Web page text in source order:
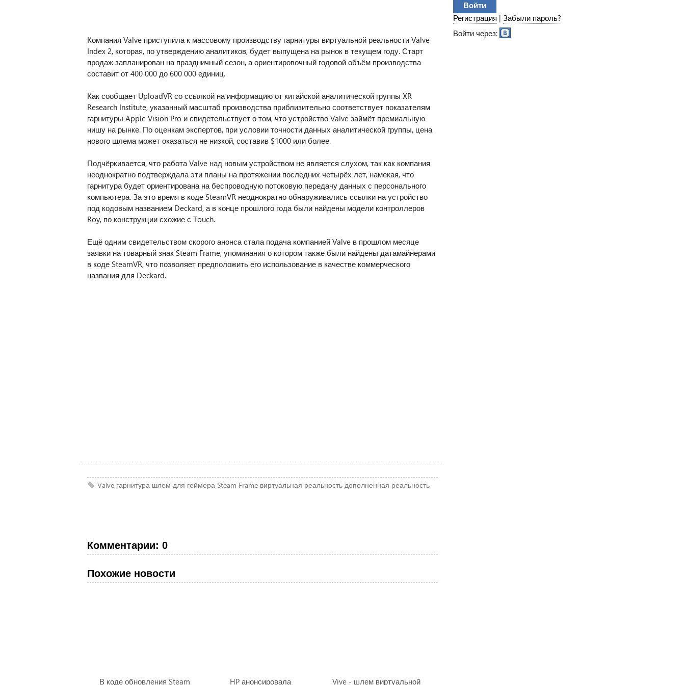
Компания Valve приступила к массовому производству гарнитуры виртуальной реальности Valve
Index 2, которая, по утверждению аналитиков, будет выпущена на рынок в текущем году. Старт
продаж запланирован на праздничный сезон, а ориентировочный годовой объём производства
составит от 400 000 до 600 000 единиц.
Как сообщает UploadVR со ссылкой на информацию от китайской аналитической группы XR
Research Institute, указанный масштаб производства приблизительно соответствует показателям
гарнитуры Apple Vision Pro и свидетельствует о том, что устройство Valve займёт премиальную
нишу на рынке. По оценкам экспертов, при условии точности данных аналитической группы, цена
нового шлема может оказаться не низкой, составив $1000 или более.
Подчёркивается, что работа Valve над новым устройством не является слухом, так как компания
неоднократно подтверждала эти планы на протяжении последних четырёх лет, намекая, что
гарнитура будет ориентирована на беспроводную потоковую передачу данных с персонального
компьютера. За это время в коде SteamVR неоднократно обнаруживались ссылки на устройство
под кодовым названием Deckard, а в конце прошлого года были найдены модели контроллеров
Roy, по конструкции схожие с Touch.
Ещё одним свидетельством скорого анонса стала подача компанией Valve в прошлом месяце
заявки на товарный знак Steam Frame, упоминания о котором также были найдены датамайнерами
в коде SteamVR, что позволяет предположить его использование в качестве коммерческого
названия для Deckard.
Valve гарнитура шлем для геймера Steam Frame виртуальная реальность дополненная реальность
Комментарии: 0
Похожие новости
В коде обновления Steam HP анонсировала Vive - шлем виртуальной
Регистрация | Забыли пароль?
Войти через: